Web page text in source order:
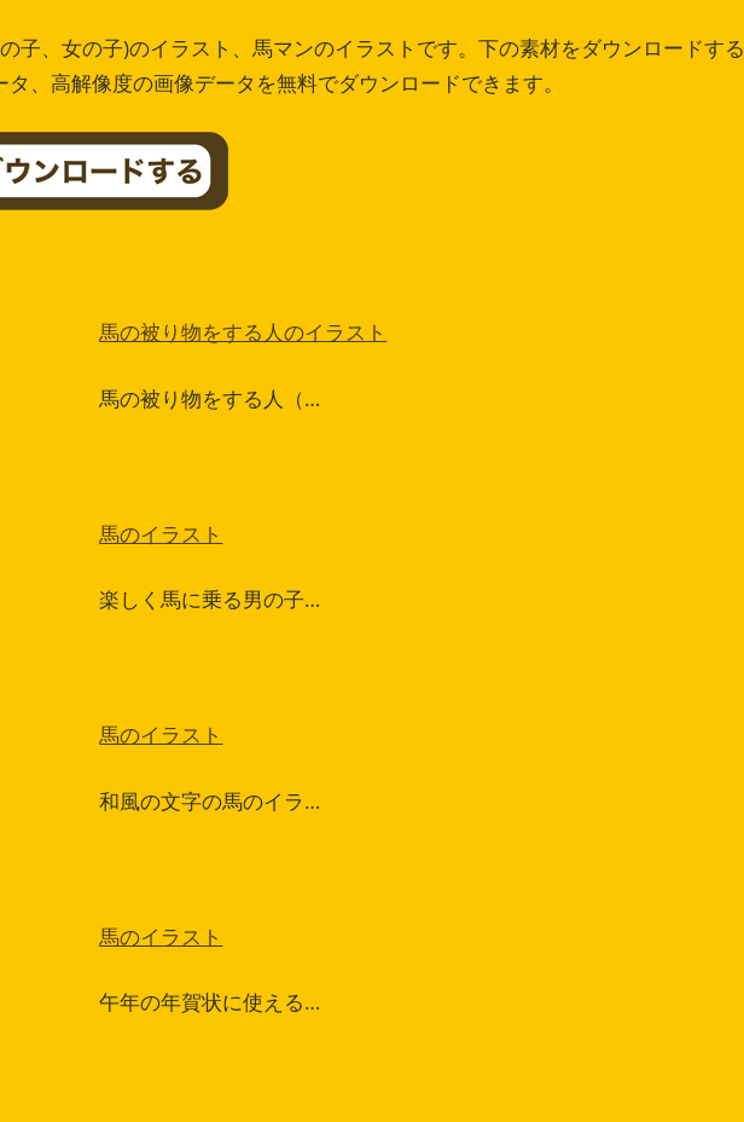
子、女の子)のイラスト、馬マンのイラストです。下の素材をダウンロードする
、高解像度の画像データを無料でダウンロードできます。
馬の被り物をする人のイラスト
馬の被り物をする人（…
馬のイラスト
楽しく馬に乗る男の子…
馬のイラスト
和風の文字の馬のイラ…
馬のイラスト
午年の年賀状に使える…